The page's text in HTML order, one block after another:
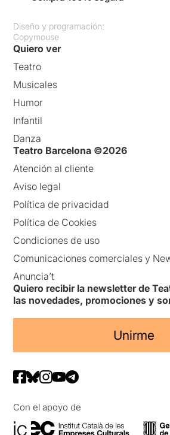
Diseño y programación:
Copymouse
Quiero ver
Teatro
Musicales
Humor
Infantil
Danza
Teatro Barcelona ©2026
Atención al cliente
Aviso legal
Política de privacidad
Política de Cookies
Condiciones de uso
Comunicaciones comerciales y
Anuncia’t
Quiero recibir la newsletter de
las novedades, promociones y
Unirme
Con el apoyo de